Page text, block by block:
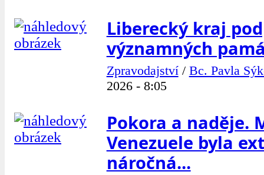
Liberecký kraj
významných
Zpravodajství/ Bc. Pavla
2026 - 8:05
Pokora a naděje.
Venezuele byla
náročná...